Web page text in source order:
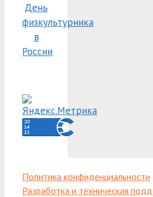
День
физкультурника
в
России
Политика конфиденциальности
Разработка и техническая